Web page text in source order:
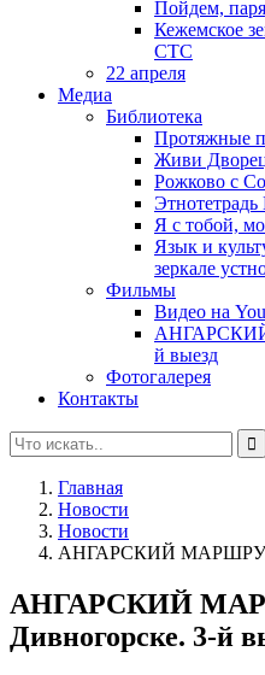
Пойдем,
Кежемское
СТС
22 апреля
Медиа
Библиотека
Протяжные
Живи
Рожково с
Я с тобой,
Язык и
зеркале
Фильмы
Видео на
й выезд
Фотогалерея
Контакты
Главная
Новости
Новости
АНГАРСКИЙ МАРШРУТ
АНГАРСКИЙ
Дивногорске. 3-й